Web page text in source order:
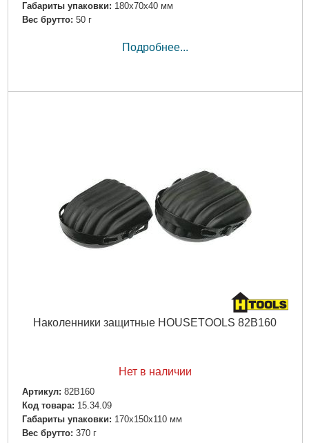
Габариты упаковки: 180x70x40 мм
Вес брутто: 50 г
Подробнее...
Наколенники защитные HOUSETOOLS 82B160
Нет в наличии
Артикул: 82B160
Код товара: 15.34.09
Габариты упаковки: 170x150x110 мм
Вес брутто: 370 г